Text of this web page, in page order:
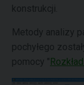
konstrukcji.
Metody analizy
pochyłego
pomocy "